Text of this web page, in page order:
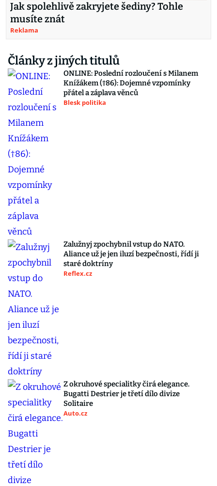
Jak spolehlivě zakryjete šediny? Tohle
musíte znát
Reklama
Články z jiných titulů
ONLINE: Poslední rozloučení s Milanem
Knížákem (†86): Dojemné vzpomínky
přátel a záplava věnců
Blesk politika
Zalužnyj zpochybnil vstup do NATO.
Aliance už je jen iluzí bezpečnosti, řídí ji
staré doktríny
Reflex.cz
Z okruhové specialitky čirá elegance.
Bugatti Destrier je třetí dílo divize
Solitaire
Auto.cz